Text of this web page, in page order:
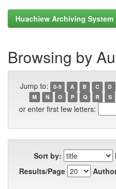
Huachiew Archiving System
Browsing by
Jump to: 0-9 A B C D
M
N O P Q R S
or enter first few letters:
Sort by:
Results/Page